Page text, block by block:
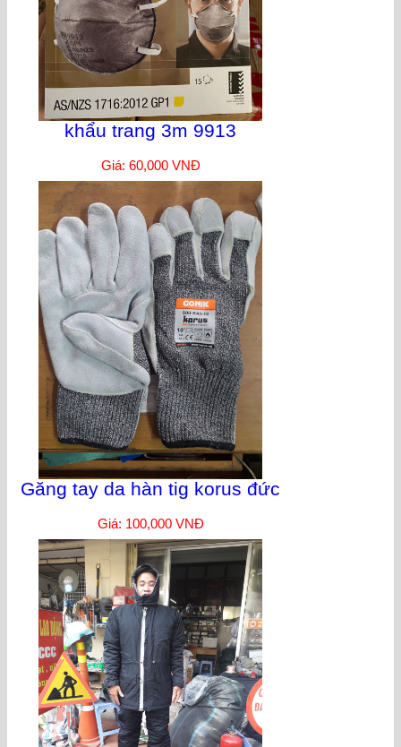
khẩu trang 3m 9913
Giá: 60,000 VNĐ
Găng tay da hàn tig korus đức
Giá: 100,000 VNĐ